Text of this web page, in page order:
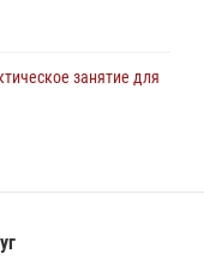
занятие для
на Ямале